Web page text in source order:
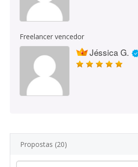
Freelancer vencedor
Jéssica G.
Propostas (20)